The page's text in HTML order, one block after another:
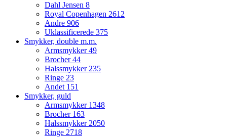
Dahl Jensen 8
Royal Copenhagen 2612
Andre 906
Uklassificerede 375
Smykker, double m.m.
Armsmykker49
Brocher44
Halssmykker235
Ringe 23
Andet 151
Smykker, guld
Armsmykker 1348
Brocher 163
Halssmykker2050
Ringe 2718